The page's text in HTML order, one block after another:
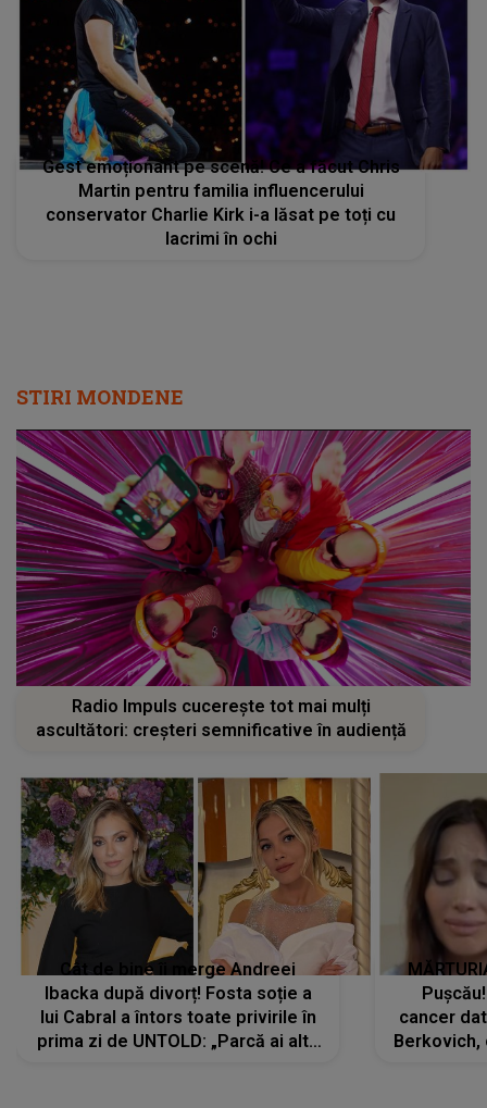
Gest emoționant pe scenă! Ce a făcut Chris
Martin pentru familia influencerului
conservator Charlie Kirk i-a lăsat pe toți cu
lacrimi în ochi
STIRI MONDENE
Radio Impuls cucerește tot mai mulți
ascultători: creșteri semnificative în audiență
Cât de bine îi merge Andreei
Ibacka după divorț! Fosta soție a
lui Cabral a întors toate privirile în
prima zi de UNTOLD: „Parcă ai altă
cancer
Berkovich,